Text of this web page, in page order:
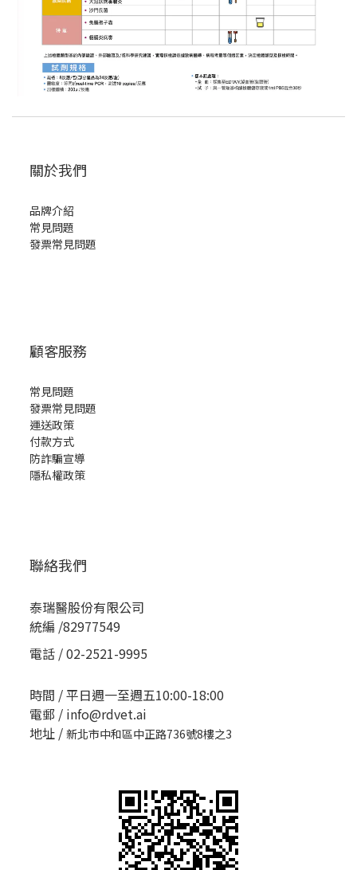
關於我們
品牌介紹
常見問題
發票常見問題
顧客服務
常見問題
發票常見問題
運送政策
付款方式
防詐騙宣導
隱私權政策
聯絡我們
泰瑞醫股份有限公司
統編 /82977549
電話 / 02-2521-9995
時間 / 平日週一至週五10:00-18:00
電郵 / info@rdvet.ai
地址 / 新北市中和區中正路736號8樓之3